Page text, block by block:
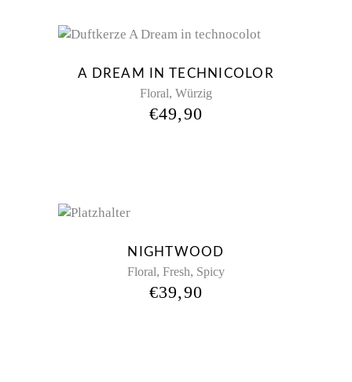
A DREAM IN TECHNICOLOR
Floral, Würzig
€49,90
NIGHTWOOD
Floral, Fresh, Spicy
€39,90